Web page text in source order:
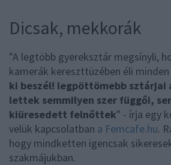
Dicsak, mekkorák
"A legtöbb gyereksztár megsínyli,
kamerák kereszttüzében éli
ki beszél! legpöttömebb sztárjai
lettek semmilyen szer függői,
kiüresedett felnőttek" - írja egy
velük kapcsolatban a Femcafe.hu.
hogy mindketten igencsak
szakmájukban.